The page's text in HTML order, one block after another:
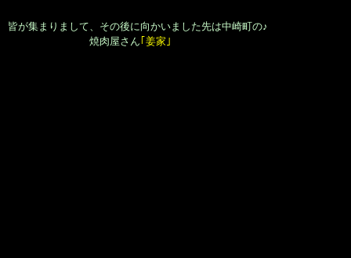
皆が集まりまして、その後に向かいました先は中崎町の♪
焼肉屋さん｢姜家｣